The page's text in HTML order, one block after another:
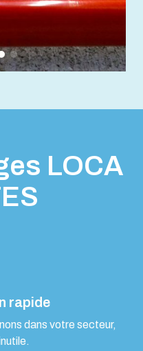
LOCA
rapide
dans votre secteur,